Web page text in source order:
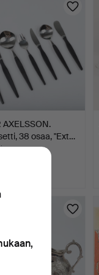
AXELSSON.
38 osaa, "Ext…